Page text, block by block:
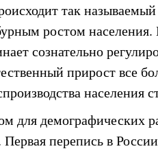
так
ростом
сознательно
прирост все
населения
для демографических
перепись в